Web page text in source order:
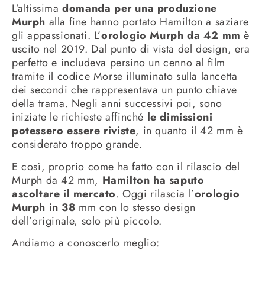
L’altissimadomanda per una produzione
Murph alla fine hanno portato Hamilton a saziare
gli appassionati. L’orologio Murph da 42 mm è
uscito nel 2019. Dal punto di vista del design, era
perfetto e includeva persino un cenno al film
tramite il codice Morse illuminato sulla lancetta
dei secondi che rappresentava un punto chiave
della trama. Negli anni successivi poi, sono
iniziate le richieste affinché le dimissioni
potessero essere riviste, in quanto il 42 mm è
considerato troppo grande.
E così, proprio come ha fatto con il rilascio del
Murph da 42 mm, Hamilton ha saputo
ascoltare il mercato. Oggi rilascia l’orologio
Murph in 38 mm con lo stesso design
dell’originale, solo più piccolo.
Andiamo a conoscerlo meglio: